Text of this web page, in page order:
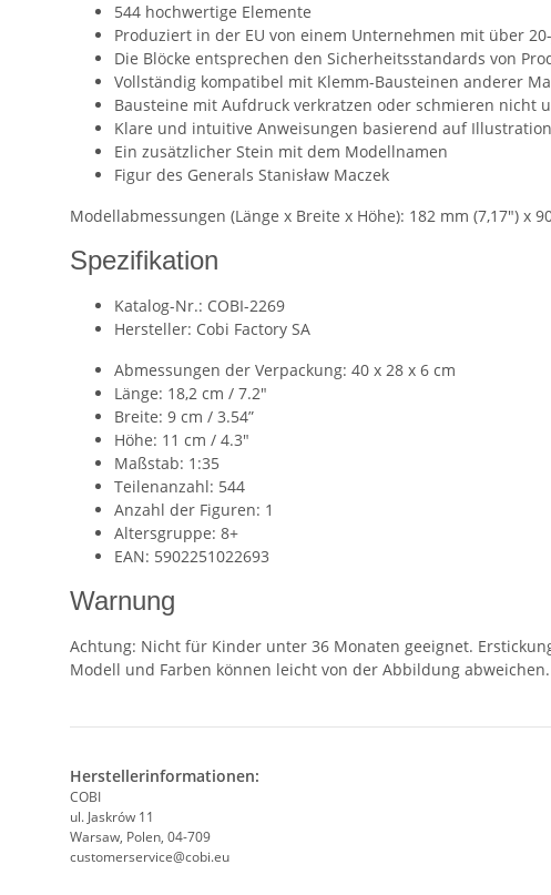
544 hochwertige Elemente
Produziert in der EU von einem Unternehmen mit über
Die Blöcke entsprechen den Sicherheitsstandards von
Vollständig kompatibel mit Klemm-Bausteinen anderer
Bausteine mit Aufdruck verkratzen oder schmieren
Klare und intuitive Anweisungen basierend auf
Ein zusätzlicher Stein mit dem Modellnamen
Figur des Generals Stanisław Maczek
Modellabmessungen (Länge x Breite x Höhe): 182 mm (7,17") x
Spezifikation
Katalog-Nr.: COBI-2269
Hersteller: Cobi Factory SA
Abmessungen der Verpackung: 40 x 28 x 6 cm
Länge: 18,2 cm / 7.2″
Breite: 9 cm / 3.54”
Höhe: 11 cm / 4.3″
Maßstab: 1:35
Teilenanzahl: 544
Anzahl der Figuren: 1
Altersgruppe: 8+
EAN: 5902251022693
Warnung
Achtung: Nicht für Kinder unter 36 Monaten geeignet.
Modell und Farben können leicht von der Abbildung abweichen.
Herstellerinformationen:
COBI
ul. Jaskrów 11
Warsaw, Polen, 04-709
customerservice@cobi.eu